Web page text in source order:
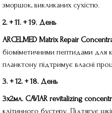
зморшок, викликаних сухістю.
2. + 11. + 19. День
ARCELMED Matrix Repair
біоміметичними пептидами для
планктону підтримує власні
3. + 12. + 18. День
3х2мл. CAVIAR revitalizing
клітинного бустеру. Підтягує